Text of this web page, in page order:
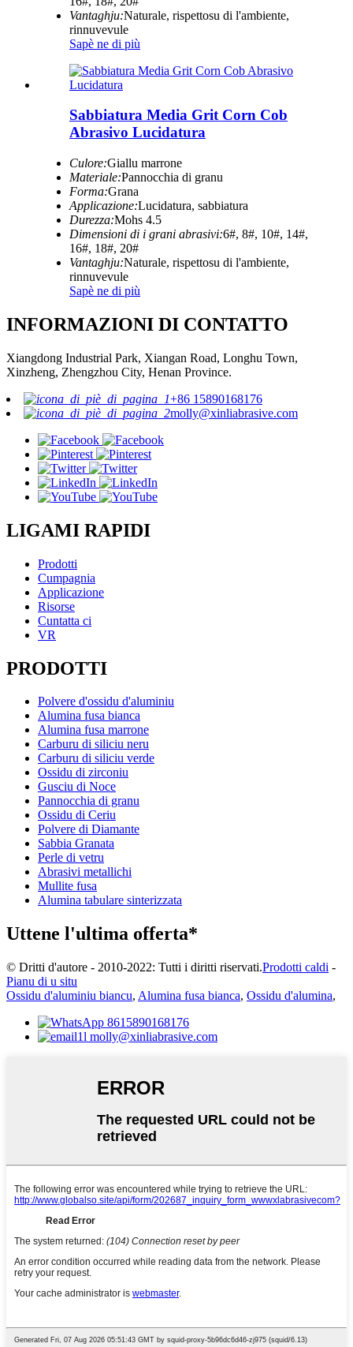
Vantaghju:Naturale, rispettosu di l'ambiente,
rinnuvevule
Sapè ne di più
Sabbiatura Media Grit Corn Cob
Abrasivo Lucidatura
Culore:Giallu marrone
Materiale:Pannocchia di granu
Forma:Grana
Applicazione:Lucidatura, sabbiatura
Durezza:Mohs 4.5
Dimensioni di i grani abrasivi:6#, 8#, 10#, 14#,
16#, 18#, 20#
Vantaghju:Naturale, rispettosu di l'ambiente,
rinnuvevule
Sapè ne di più
INFORMAZIONI DI CONTATTO
Xiangdong Industrial Park, Xiangan Road, Longhu Town,
Xinzheng, Zhengzhou City, Henan Province.
+86 15890168176
molly@xinliabrasive.com
LIGAMI RAPIDI
Prodotti
Cumpagnia
Applicazione
Risorse
Cuntatta ci
VR
PRODOTTI
Polvere d'ossidu d'aluminiu
Alumina fusa bianca
Alumina fusa marrone
Carburu di siliciu neru
Carburu di siliciu verde
Ossidu di zirconiu
Gusciu di Noce
Pannocchia di granu
Ossidu di Ceriu
Polvere di Diamante
Sabbia Granata
Perle di vetru
Abrasivi metallichi
Mullite fusa
Alumina tabulare sinterizzata
Uttene l'ultima offerta*
© Dritti d'autore - 2010-2022: Tutti i diritti riservati.Prodotti caldi -
Pianu di u situ
Ossidu d'aluminiu biancu, Alumina fusa bianca, Ossidu d'alumina,
8615890168176
molly@xinliabrasive.com